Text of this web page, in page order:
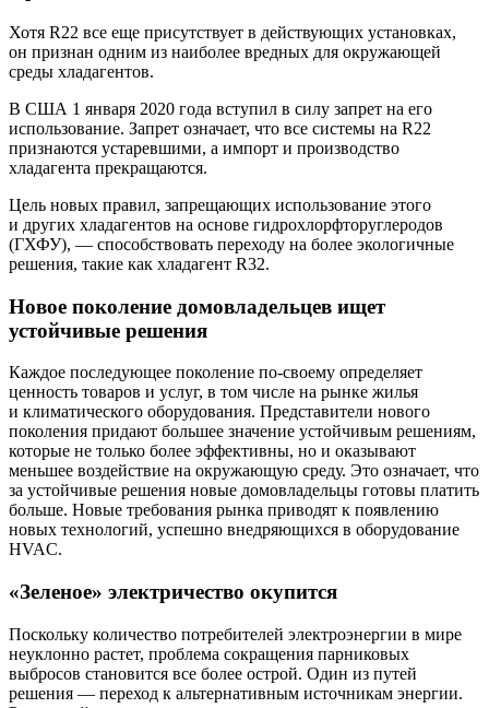
Хотя R22 все еще присутствует в действующих установках,
он признан одним из наиболее вредных для окружающей
среды хладагентов.
В США 1 января 2020 года вступил в силу запрет на его
использование. Запрет означает, что все системы на R22
признаются устаревшими, а импорт и производство
хладагента прекращаются.
Цель новых правил, запрещающих использование этого
и других хладагентов на основе гидрохлорфторуглеродов
(ГХФУ), — ​способствовать переходу на более экологичные
решения, такие как хладагент R32.
Новое поколение домовладельцев ищет
устойчивые решения
Каждое последующее поколение по-своему определяет
ценность товаров и услуг, в том числе на рынке жилья
и климатического оборудования. Представители нового
поколения придают большее значение устойчивым решениям,
которые не только более эффективны, но и оказывают
меньшее воздействие на окружающую среду. Это означает, что
за устойчивые решения новые домовладельцы готовы платить
больше. Новые требования рынка приводят к появлению
новых технологий, успешно внедряющихся в оборудование
HVAC.
«Зеленое» электричество окупится
Поскольку количество потребителей электроэнергии в мире
неуклонно растет, проблема сокращения парниковых
выбросов становится все более острой. Один из путей
решения — ​переход к альтернативным источникам энергии.